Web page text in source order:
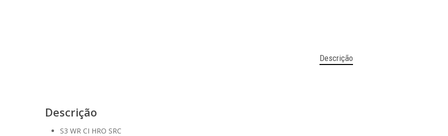
Descrição
Descrição
S3 WR CI HRO SRC